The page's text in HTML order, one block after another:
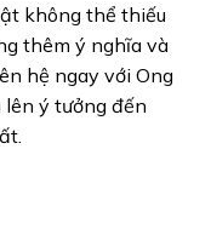
không thể thiếu
thêm ý nghĩa và
hệ ngay với Ong
ý tưởng đến